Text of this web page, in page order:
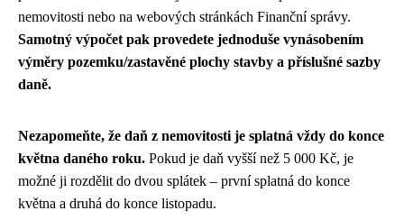
nemovitosti nebo na webových stránkách Finanční správy.
Samotný výpočet pak provedete jednoduše vynásobením
výměry pozemku/zastavěné plochy stavby a příslušné sazby
daně.
Nezapomeňte, že daň z nemovitosti je splatná vždy do konce
května daného roku. Pokud je daň vyšší než 5 000 Kč, je
možné ji rozdělit do dvou splátek – první splatná do konce
května a druhá do konce listopadu.